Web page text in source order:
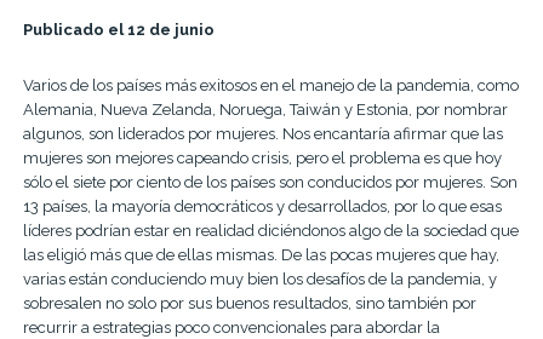
Publicado el 12 de junio
Varios de los países más exitosos en el manejo de la pandemia, como
Alemania, Nueva Zelanda, Noruega, Taiwán y Estonia, por nombrar
algunos, son liderados por mujeres. Nos encantaría afirmar que las
mujeres son mejores capeando crisis, pero el problema es que hoy
sólo el siete por ciento de los países son conducidos por mujeres. Son
13 países, la mayoría democráticos y desarrollados, por lo que esas
líderes podrían estar en realidad diciéndonos algo de la sociedad que
las eligió más que de ellas mismas. De las pocas mujeres que hay,
varias están conduciendo muy bien los desafíos de la pandemia, y
sobresalen no solo por sus buenos resultados, sino también por
recurrir a estrategias poco convencionales para abordar la